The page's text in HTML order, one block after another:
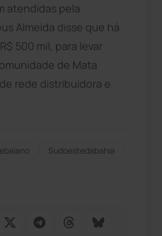
atendidas pela
Almeida disse que há
500 mil, para levar
de Mata
rede distribuidora e
Sudoestedabahia